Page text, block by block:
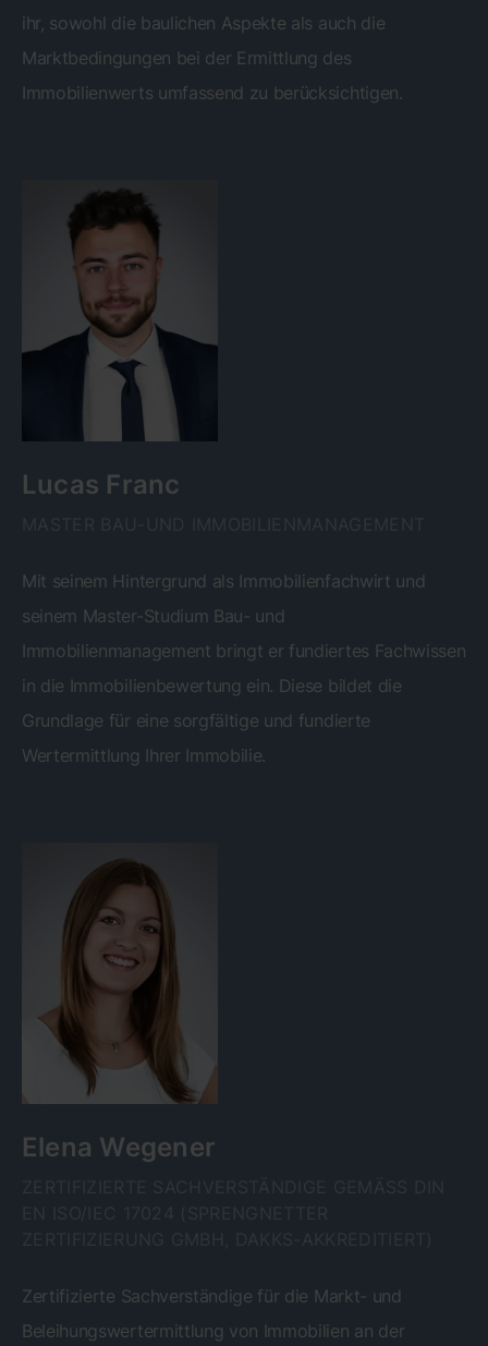
ihr, sowohl die baulichen Aspekte als auch die
Marktbedingungen bei der Ermittlung des
Immobilienwerts umfassend zu berücksichtigen.
Lucas Franc
Mit seinem Hintergrund als Immobilienfachwirt und
seinem Master-Studium Bau- und
Immobilienmanagement bringt er fundiertes Fachwissen
in die Immobilienbewertung ein. Diese bildet die
Grundlage für eine sorgfältige und fundierte
Wertermittlung Ihrer Immobilie.
Elena Wegener
Zertifizierte Sachverständige für die Markt- und
Beleihungswertermittlung von Immobilien an der